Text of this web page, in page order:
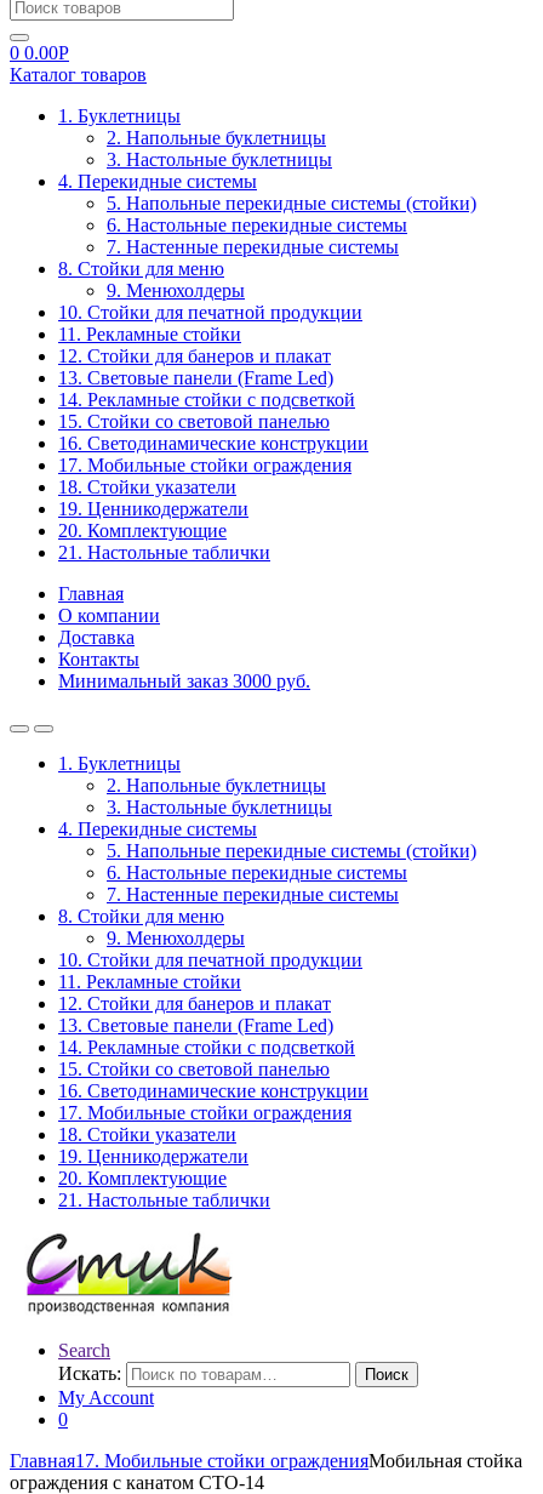
0 0.00Р
Каталог товаров
1. Буклетницы
2. Напольные буклетницы
3. Настольные буклетницы
4. Перекидные системы
5. Напольные перекидные системы (стойки)
6. Настольные перекидные системы
7. Настенные перекидные системы
8. Стойки для меню
9. Менюхолдеры
10. Стойки для печатной продукции
11. Рекламные стойки
12. Стойки для банеров и плакат
13. Световые панели (Frame Led)
14. Рекламные стойки с подсветкой
15. Стойки со световой панелью
16. Светодинамические конструкции
17. Мобильные стойки ограждения
18. Стойки указатели
19. Ценникодержатели
20. Комплектующие
21. Настольные таблички
Главная
О компании
Доставка
Контакты
Минимальный заказ 3000 руб.
1. Буклетницы
2. Напольные буклетницы
3. Настольные буклетницы
4. Перекидные системы
5. Напольные перекидные системы (стойки)
6. Настольные перекидные системы
7. Настенные перекидные системы
8. Стойки для меню
9. Менюхолдеры
10. Стойки для печатной продукции
11. Рекламные стойки
12. Стойки для банеров и плакат
13. Световые панели (Frame Led)
14. Рекламные стойки с подсветкой
15. Стойки со световой панелью
16. Светодинамические конструкции
17. Мобильные стойки ограждения
18. Стойки указатели
19. Ценникодержатели
20. Комплектующие
21. Настольные таблички
Search
Искать:
Поиск
My Account
0
Главная17. Мобильные стойки огражденияМобильная стойка
ограждения с канатом СТО-14